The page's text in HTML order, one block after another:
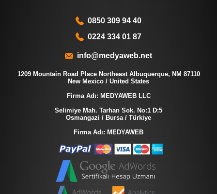
0850 309 94 40
0224 334 01 87
info@medyaweb.net
1209 Mountain Road Place Northeast Albuquerque, NM 87110
New Mexico / United States
Firma Adı: MEDYAWEB LLC
Selimiye Mah. Tarhan Sok. No:1 D:5
Osmangazi / Bursa / Türkiye
Firma Adı: MEDYAWEB